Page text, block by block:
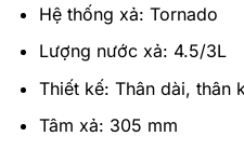
Hệ thống xả: Tornado
Lượng nước xả: 4.5/3L
Thiết kế: Thân dài, thân
Tâm xả: 305 mm